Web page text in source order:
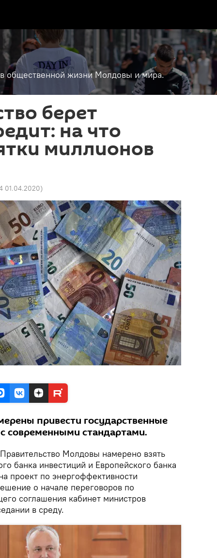
в общественной жизни Молдовы и мира.
берет
на что
миллионов
01.04.2020)
привести государственные
современными стандартами.
Молдовы намерено взять
банка инвестиций и Европейского банка
проект по энергоффективности
о начале переговоров по
соглашения кабинет министров
в среду.